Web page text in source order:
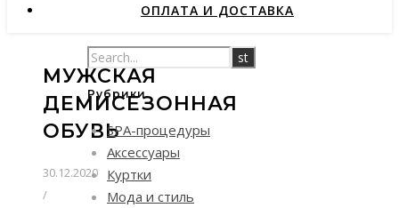
ОПЛАТА И ДОСТАВКА
МУЖСКАЯ
ДЕМИСЕЗОННАЯ
ОБУВЬ
30.12.2020
/
Рубрики
SPA-процедуры
Аксессуары
Куртки
Мода и стиль